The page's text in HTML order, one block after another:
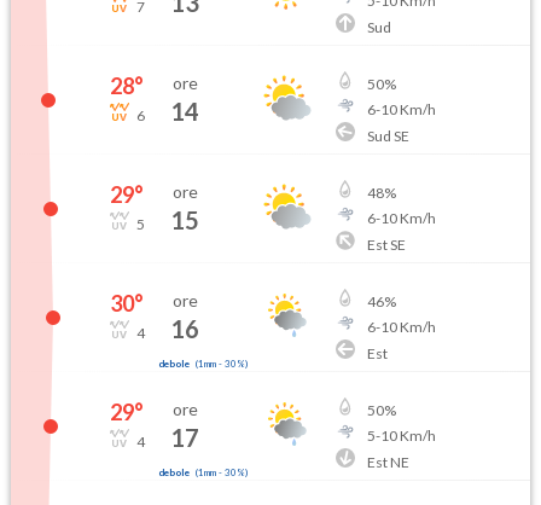
7
Sud
28°
6
ore
14
50%
6-10Km/h
Sud SE
29°
5
ore
15
48%
6-10Km/h
Est SE
30°
4
ore
16
debole (1mm- 30 %)
46%
6-10Km/h
Est
29°
4
ore
17
debole (1mm- 30 %)
50%
5-10Km/h
Est NE